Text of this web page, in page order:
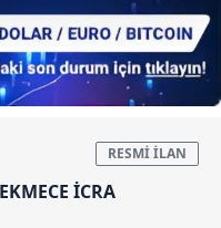
izin vermedikleri
için İnternet
ait çerezler
çeşitli kişisel
çerezler bilgi
İCRA